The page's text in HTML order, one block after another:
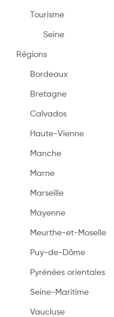
Tourisme
Seine
Régions
Bordeaux
Bretagne
Calvados
Haute-Vienne
Manche
Marne
Marseille
Mayenne
Meurthe-et-Moselle
Puy-de-Dôme
Pyrénées orientales
Seine-Maritime
Vaucluse